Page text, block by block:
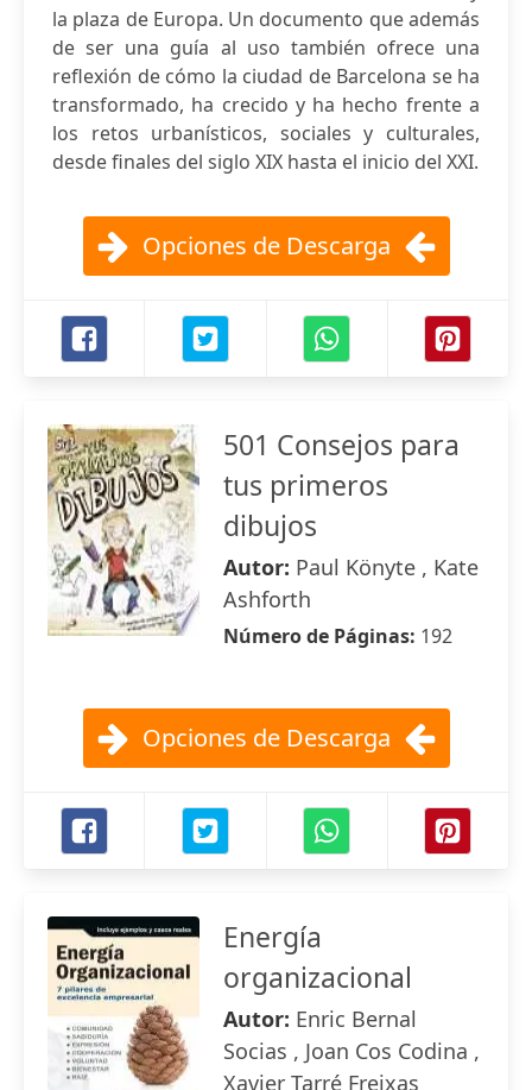
la plaza de Europa. Un documento que además
de ser una guía al uso también ofrece una
reflexión de cómo la ciudad de Barcelona se ha
transformado, ha crecido y ha hecho frente a
los retos urbanísticos, sociales y culturales,
desde finales del siglo XIX hasta el inicio del XXI.
Opciones de Descarga
501 Consejos para
tus primeros
dibujos
Autor: Paul Könyte , Kate
Ashforth
Número de Páginas: 192
Opciones de Descarga
Energía
organizacional
Autor: Enric Bernal
Socias , Joan Cos Codina ,
Xavier Tarré Freixas